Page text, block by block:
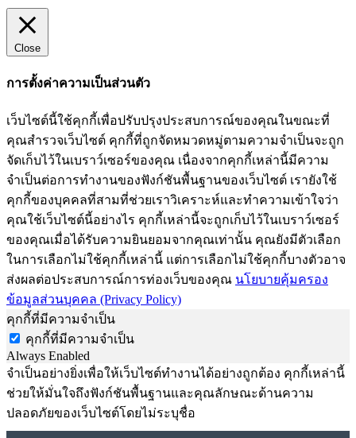
Close
การตั้งค่าความเป็นส่วนตัว
เว็บไซต์นี้ใช้คุกกี้เพื่อปรับปรุงประสบการณ์ของคุณในขณะที่
คุณสำรวจเว็บไซต์ คุกกี้ที่ถูกจัดหมวดหมู่ตามความจำเป็นจะถูก
จัดเก็บไว้ในเบราว์เซอร์ของคุณ เนื่องจากคุกกี้เหล่านี้มีความ
จำเป็นต่อการทำงานของฟังก์ชันพื้นฐานของเว็บไซต์ เรายังใช้
คุกกี้ของบุคคลที่สามที่ช่วยเราวิเคราะห์และทำความเข้าใจว่า
คุณใช้เว็บไซต์นี้อย่างไร คุกกี้เหล่านี้จะถูกเก็บไว้ในเบราว์เซอร์
ของคุณเมื่อได้รับความยินยอมจากคุณเท่านั้น คุณยังมีตัวเลือก
ในการเลือกไม่ใช้คุกกี้เหล่านี้ แต่การเลือกไม่ใช้คุกกี้บางตัวอาจ
ส่งผลต่อประสบการณ์การท่องเว็บของคุณ นโยบายคุ้มครอง
ข้อมูลส่วนบุคคล (Privacy Policy)
คุกกี้ที่มีความจำเป็น
คุกกี้ที่มีความจำเป็น
Always Enabled
จำเป็นอย่างยิ่งเพื่อให้เว็บไซต์ทำงานได้อย่างถูกต้อง คุกกี้เหล่านี้
ช่วยให้มั่นใจถึงฟังก์ชันพื้นฐานและคุณลักษณะด้านความ
ปลอดภัยของเว็บไซต์โดยไม่ระบุชื่อ